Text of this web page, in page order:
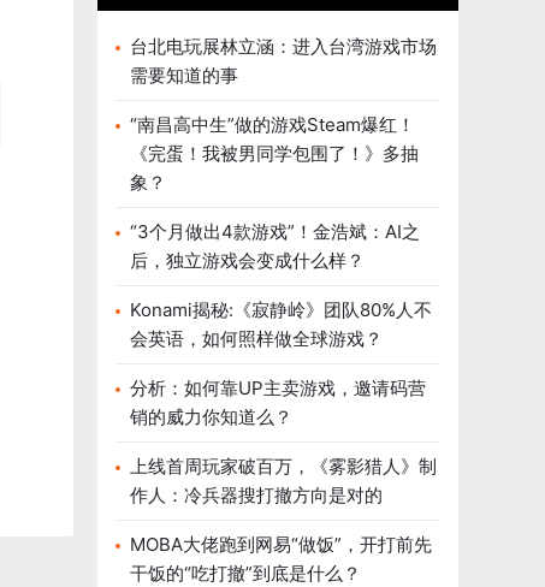
台北电玩展林立涵：进入台湾游戏市场
需要知道的事
“南昌高中生”做的游戏Steam爆红！
《完蛋！我被男同学包围了！》多抽
象？
“3个月做出4款游戏”！金浩斌：AI之
后，独立游戏会变成什么样？
Konami揭秘:《寂静岭》团队80%人不
会英语，如何照样做全球游戏？
分析：如何靠UP主卖游戏，邀请码营
销的威力你知道么？
上线首周玩家破百万，《雾影猎人》制
作人：冷兵器搜打撤方向是对的
MOBA大佬跑到网易“做饭”，开打前先
干饭的“吃打撤”到底是什么？